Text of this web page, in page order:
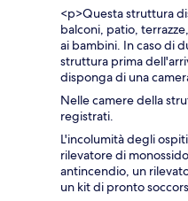
<p>Questa struttura
balconi, patio,
ai bambini. In caso di
struttura prima
disponga di una
Nelle camere della
registrati.
L'incolumità degli
rilevatore di
antincendio, un
un kit di pronto